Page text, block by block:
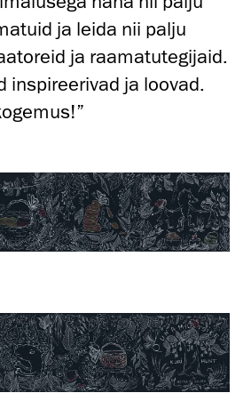
ja leida nii palju
ja raamatutegijaid.
inspireerivad ja loovad.